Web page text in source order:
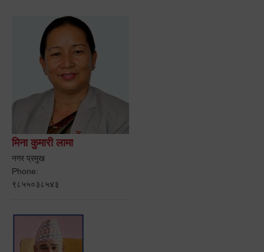
मिना कुमारी लामा
नगर प्रमुख
Phone:
९८५५०३८५४३